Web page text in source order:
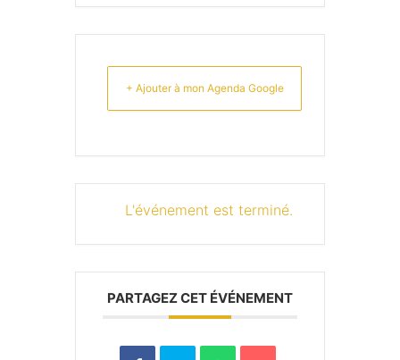
+ Ajouter à mon Agenda Google
L'événement est terminé.
PARTAGEZ CET ÉVÉNEMENT